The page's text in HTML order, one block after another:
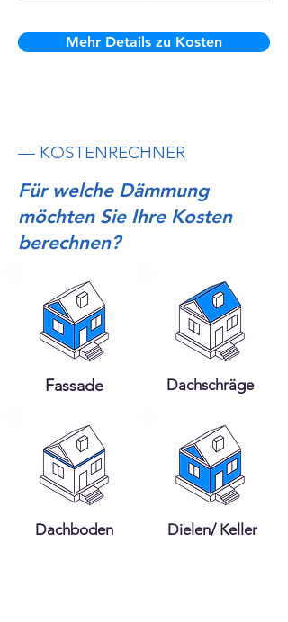
Mehr Details zu Kosten
— KOSTENRECHNER
Für welche Dämmung
möchten Sie Ihre Kosten
berechnen?
Fassade Dachschräge
Dachboden Dielen/ Keller